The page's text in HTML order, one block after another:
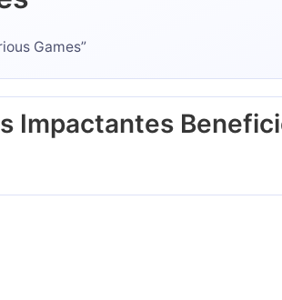
Games”
Impactantes